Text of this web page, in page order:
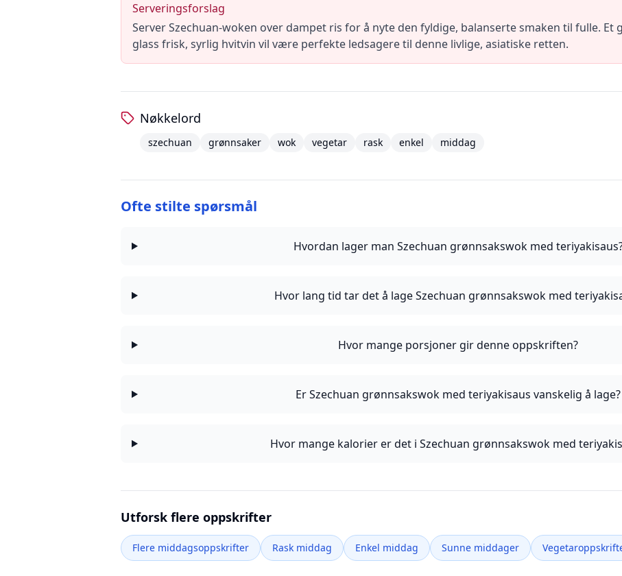
Serveringsforslag
Server Szechuan-woken over dampet ris for å nyte den fyldige, balanserte smaken til fulle. Et
glass frisk, syrlig hvitvin vil være perfekte ledsagere til denne livlige, asiatiske retten.
Nøkkelord
szechuan grønnsaker wok vegetar rask enkel middag
Ofte stilte spørsmål
Hvordan lager man Szechuan grønnsakswok med
Hvor lang tid tar det å lage Szechuan grønnsakswok med
Hvor mange porsjoner gir denne oppskriften?
Er Szechuan grønnsakswok med teriyakisaus vanskelig å lage?
Hvor mange kalorier er det i Szechuan grønnsakswok med
Utforsk flere oppskrifter
Flere middagsoppskrifter Rask middag Enkel middag Sunne middager